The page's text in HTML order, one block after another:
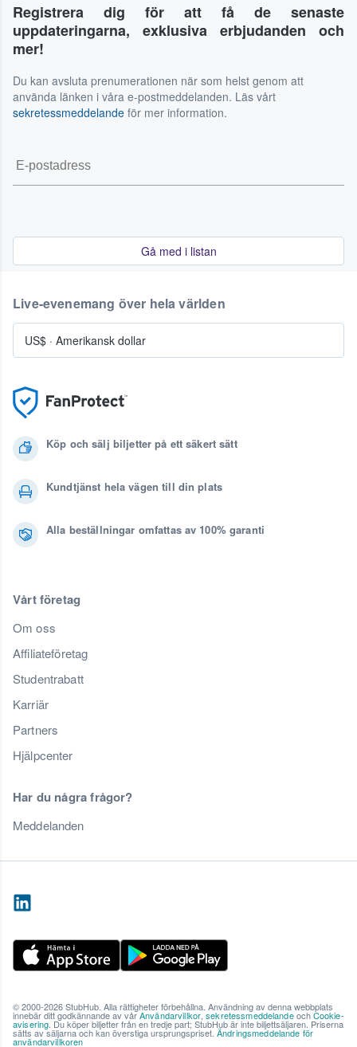
Registrera dig för att få de senaste
uppdateringarna, exklusiva erbjudanden och
mer!
Du kan avsluta prenumerationen när som helst genom att
använda länken i våra e-postmeddelanden. Läs vårt
sekretessmeddelande för mer information.
Gå med i listan
Köp och sälj biljetter på ett säkert sätt
Kundtjänst hela vägen till din plats
Alla beställningar omfattas av 100% garanti
Vårt företag
Om oss
Affiliateföretag
Studentrabatt
Karriär
Partners
Hjälpcenter
Har du några frågor?
Meddelanden
Live-evenemang över hela världen
US$ · Amerikansk dollar
© 2000-2026 StubHub. Alla rättigheter förbehållna. Användning av denna webbplats
innebär ditt godkännande av vårAnvändarvillkor ,sekretessmeddelandeochCookie-
avisering . Du köper biljetter från en tredje part; StubHub är inte biljettsäljaren. Priserna
sätts av säljarna och kan överstiga ursprungspriset. Ändringsmeddelande för
användarvillkoren